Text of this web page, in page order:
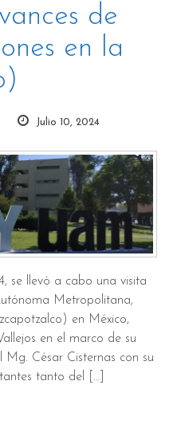
de
en la
Julio 10, 2024
se llevó a cabo una visita
Metropolitana,
en México,
en el marco de su
Mg. César Cisternas con su
tanto del […]